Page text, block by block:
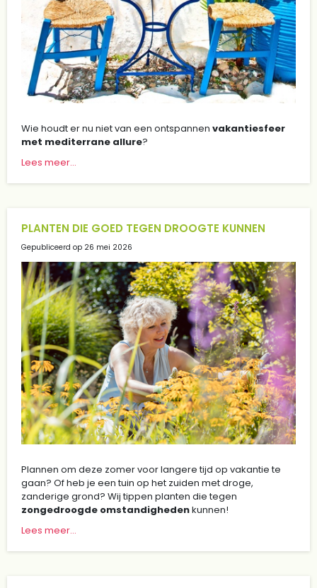
Wie houdt er nu niet van een ontspannen vakantiesfeer
met mediterrane allure?
Lees meer...
PLANTEN DIE GOED TEGEN DROOGTE KUNNEN
Gepubliceerd op 26 mei 2026
Plannen om deze zomer voor langere tijd op vakantie te
gaan? Of heb je een tuin op het zuiden met droge,
zanderige grond? Wij tippen planten die tegen
zongedroogde omstandighedenkunnen!
Lees meer...